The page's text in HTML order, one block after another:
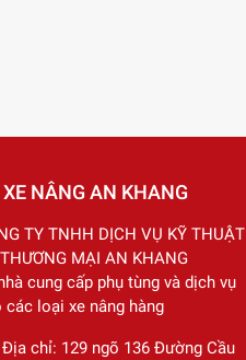
XE NÂNG AN KHANG
TY TNHH DỊCH VỤ KỸ THUẬT
MẠI AN KHANG
cung cấp phụ tùng và dịch vụ
các loại xe nâng hàng
Địa chỉ: 129 ngõ 136 Đường Cầu